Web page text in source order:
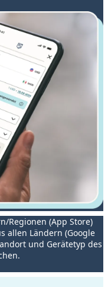
Regionen (App Store)
allen Ländern (Google
und Gerätetyp des